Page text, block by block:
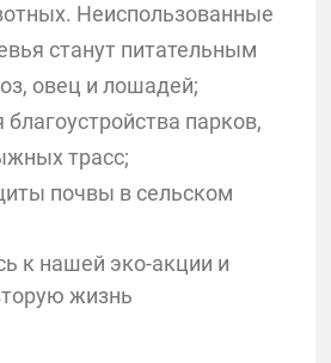
Неиспользованные
станут питательным
овец и лошадей;
парков,
трасс;
почвы в сельском
к нашей эко-акции и
жизнь